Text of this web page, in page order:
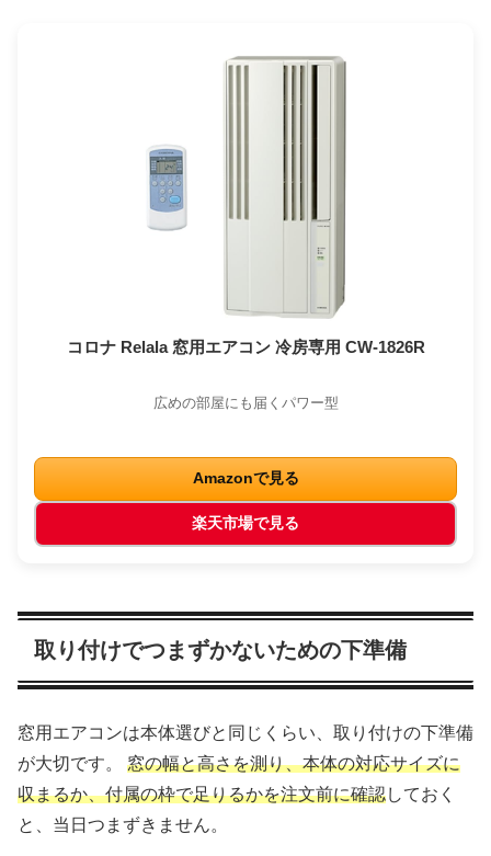
コロナ Relala 窓用エアコン 冷房専用 CW-1826R
広めの部屋にも届くパワー型
Amazonで見る
楽天市場で見る
取り付けでつまずかないための下準備
窓用エアコンは本体選びと同じくらい、取り付けの下準備
が大切です。 窓の幅と高さを測り、本体の対応サイズに
収まるか、付属の枠で足りるかを注文前に確認しておく
と、当日つまずきません。